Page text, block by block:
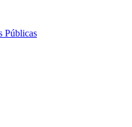
Públicas